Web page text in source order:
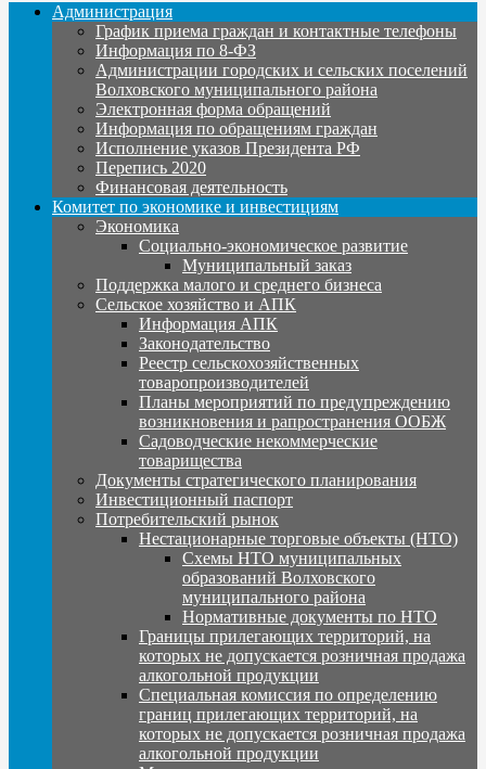
Администрация
График приема граждан и контактные телефоны
Информация по 8-ФЗ
Администрации городских и сельских поселений
Волховского муниципального района
Электронная форма обращений
Информация по обращениям граждан
Исполнение указов Президента РФ
Перепись 2020
Финансовая деятельность
Комитет по экономике и инвестициям
Экономика
Социально-экономическое развитие
Муниципальный заказ
Поддержка малого и среднего бизнеса
Сельское хозяйство и АПК
Информация АПК
Законодательство
Реестр сельскохозяйственных
товаропроизводителей
Планы мероприятий по предупреждению
возникновения и рапространения ООБЖ
Садоводческие некоммерческие
товарищества
Документы стратегического планирования
Инвестиционный паспорт
Потребительский рынок
Нестационарные торговые объекты (НТО)
Схемы НТО муниципальных
образований Волховского
муниципального района
Нормативные документы по НТО
Границы прилегающих территорий, на
которых не допускается розничная продажа
алкогольной продукции
Специальная комиссия по определению
границ прилегающих территорий, на
которых не допускается розничная продажа
алкогольной продукции